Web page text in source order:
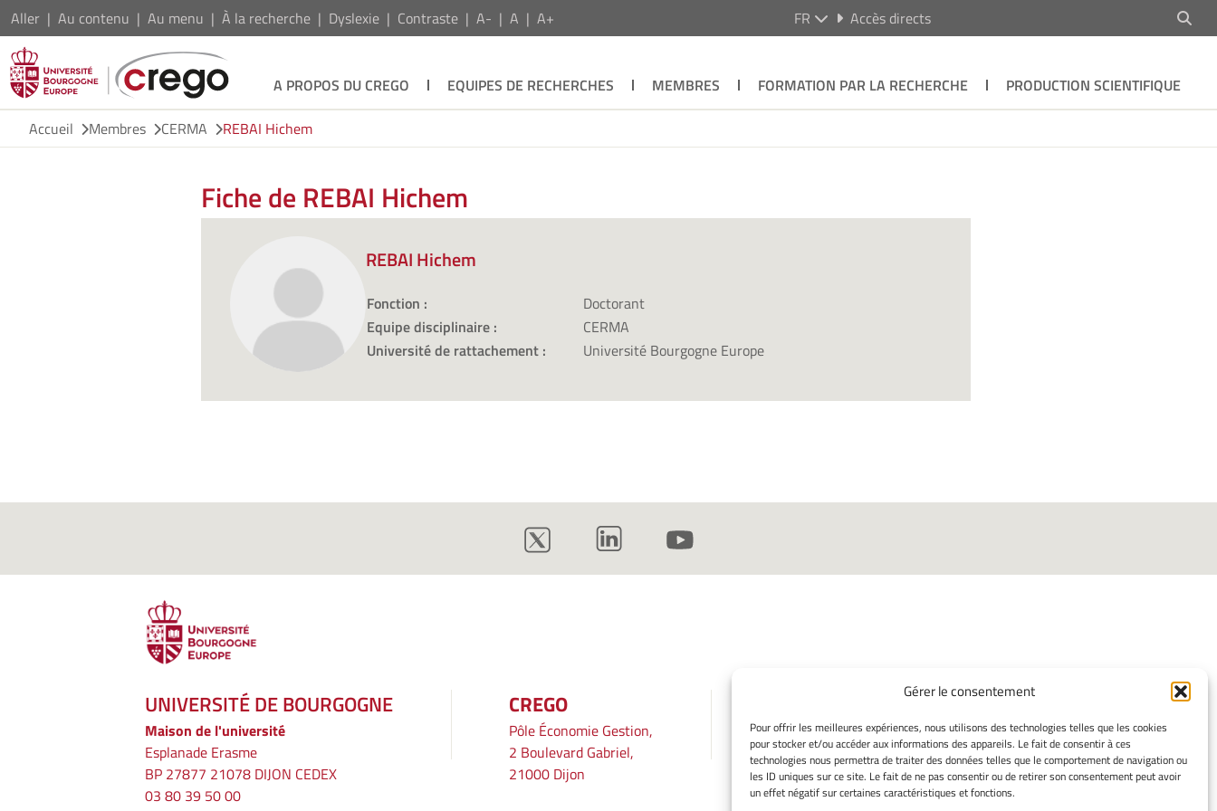
Gérer le consentement
Pour offrir les meilleures expériences, nous utilisons des technologies telles que les cookies
pour stocker et/ou accéder aux informations des appareils. Le fait de consentir à ces
technologies nous permettra de traiter des données telles que le comportement de navigation ou
les ID uniques sur ce site. Le fait de ne pas consentir ou de retirer son consentement peut avoir
un effet négatif sur certaines caractéristiques et fonctions.
Aller Au contenu Au menu À la recherche Dyslexie Contraste A- A A+ FR Accès directs
A PROPOS DU CREGO EQUIPES DE RECHERCHES MEMBRES FORMATION PAR LA RECHERCHE
PRODUCTION SCIENTIFIQUE
Accueil
Membres CERMA REBAI Hichem
Fiche de REBAI Hichem
REBAI Hichem
Fonction :
Doctorant
Equipe disciplinaire :
CERMA
Université de rattachement :
Université Bourgogne Europe
UNIVERSITÉ DE BOURGOGNE
Maison de l'université
Esplanade Erasme
BP 27877 21078 DIJON CEDEX
03 80 39 50 00
CREGO
Pôle Économie Gestion,
2 Boulevard Gabriel,
21000 Dijon
INFORMATIONS LÉGALES
Mentions légales
Gérer mes cookies
Avertissement
Politique de cookies